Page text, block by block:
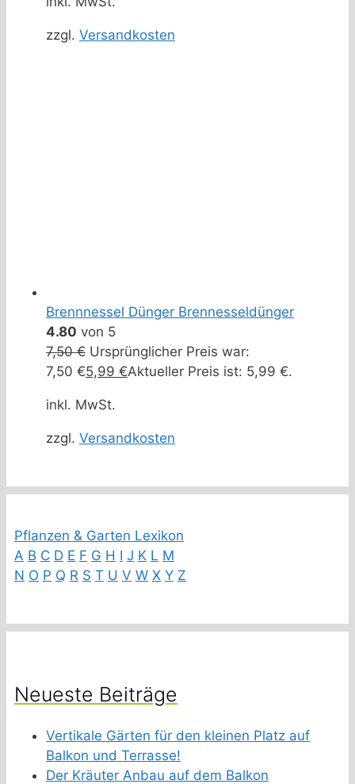
zzgl. Versandkosten
Brennnessel Dünger Brennesseldünger
4.80 von 5
7,50€ Ursprünglicher Preis war:
7,50 €5,99 €Aktueller Preis ist: 5,99 €.
inkl. MwSt.
zzgl. Versandkosten
Pflanzen & Garten Lexikon
A B C D E F G H I J K L M
N O P Q R S T U V W X Y Z
Neueste Beiträge
Vertikale Gärten für den kleinen Platz auf
Balkon und Terrasse!
Der Kräuter Anbau auf dem Balkon